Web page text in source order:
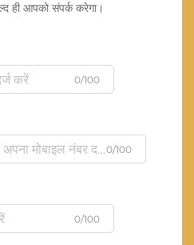
ही आपको संपर्क करेगा।
0/100
0/100
0/100